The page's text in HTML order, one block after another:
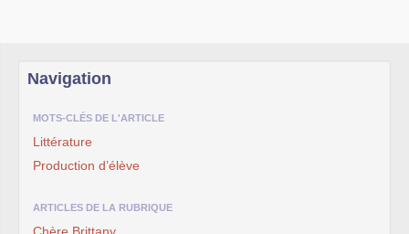
Navigation
MOTS-CLÉS DE L'ARTICLE
Littérature
Production d’élève
ARTICLES DE LA RUBRIQUE